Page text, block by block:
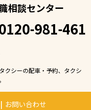
相談センター
981-461
クシーの配車・予約、タクシ
| お問い合わせ